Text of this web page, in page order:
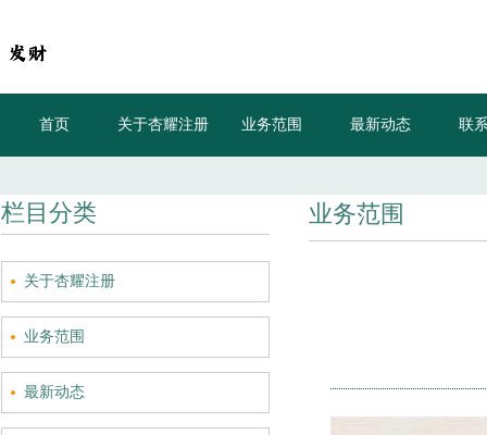
首页 关于杏耀注册 业务范围 最新动态 联
栏目分类
关于杏耀注册
业务范围
最新动态
业务范围